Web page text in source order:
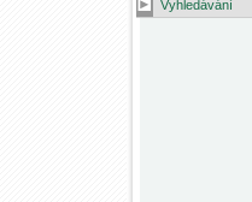
Vyhledávání